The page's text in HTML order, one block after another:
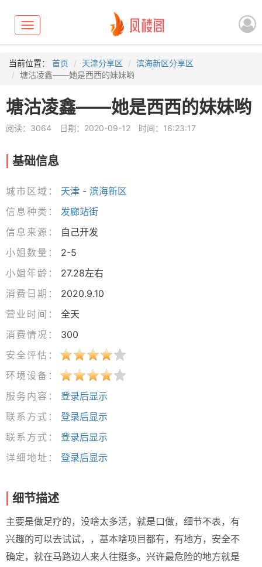
Toggle
navigation
当前位置： 首页 天津分享区
滨海新区分享区
塘沽凌鑫——她是西西的妹妹哟
塘沽凌鑫——她是西西的妹妹哟
阅读：3064 日期：2020-09-12 时间：16:23:17
基础信息
城市区域： 天津 - 滨海新区
信息种类：
发廊站街
信息来源：
自己开发
小姐数量：
2-5
小姐年龄：
27.28左右
消费日期：
2020.9.10
营业时间：
全天
消费情况：
300
安全评估：
环境设备：
服务内容：
登录后显示
联系方式：
登录后显示
联系方式：
登录后显示
详细地址：
登录后显示
细节描述
主要是做足疗的，没啥太多活，就是口做，细节不表，有
兴趣的可以去试试，，基本啥项目都有，有地方，安全不
确定，就在马路边人来人往挺多。兴许最危险的地方就是